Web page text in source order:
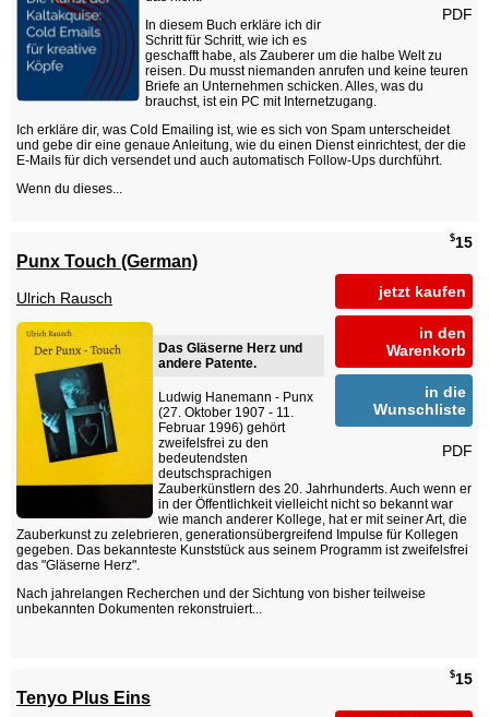
PDF
In diesem Buch erkläre ich dir
Schritt für Schritt, wie ich es
geschafft habe, als Zauberer um die halbe Welt zu
reisen. Du musst niemanden anrufen und keine teuren
Briefe an Unternehmen schicken. Alles, was du
brauchst, ist ein PC mit Internetzugang.
Ich erkläre dir, was Cold Emailing ist, wie es sich von Spam unterscheidet
und gebe dir eine genaue Anleitung, wie du einen Dienst einrichtest, der die
E-Mails für dich versendet und auch automatisch Follow-Ups durchführt.
Wenn du dieses...
$15
jetzt kaufen
in den
Warenkorb
in die
Wunschliste
PDF
Punx Touch (German)
Ulrich Rausch
Das Gläserne Herz und
andere Patente.
Ludwig Hanemann - Punx
(27. Oktober 1907 - 11.
Februar 1996) gehört
zweifelsfrei zu den
bedeutendsten
deutschsprachigen
Zauberkünstlern des 20. Jahrhunderts. Auch wenn er
in der Öffentlichkeit vielleicht nicht so bekannt war
wie manch anderer Kollege, hat er mit seiner Art, die
Zauberkunst zu zelebrieren, generationsübergreifend Impulse für Kollegen
gegeben. Das bekannteste Kunststück aus seinem Programm ist zweifelsfrei
das "Gläserne Herz".
Nach jahrelangen Recherchen und der Sichtung von bisher teilweise
unbekannten Dokumenten rekonstruiert...
$15
Tenyo Plus Eins